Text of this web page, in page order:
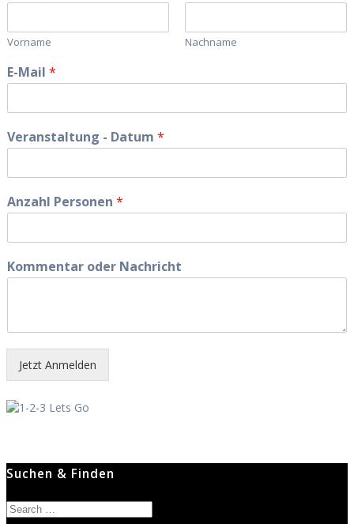
Vorname Nachname
E-Mail *
Veranstaltung - Datum *
Anzahl Personen *
Kommentar oder Nachricht
Jetzt Anmelden
Suchen & Finden
Search